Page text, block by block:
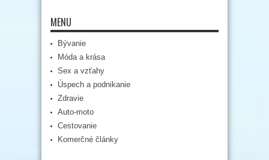
MENU
Bývanie
Móda a krása
Sex a vzťahy
Úspech a podnikanie
Zdravie
Auto-moto
Cestovanie
Komerčné články